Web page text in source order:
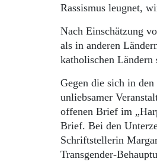
Rassismus leugnet,
Nach Einschätzung
als in anderen
katholischen Ländern
Gegen die sich in
unliebsamer
offenen Brief im
Brief. Bei den
Schriftstellerin
Transgender-